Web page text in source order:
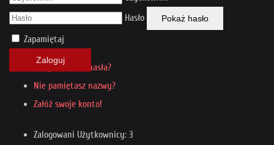
Hasło
Pokaż hasło
Zapamiętaj
Zaloguj
Nie pamiętasz hasła?
Nie pamiętasz nazwy?
Załóż swoje konto!
Zalogowani Użytkownicy: 3